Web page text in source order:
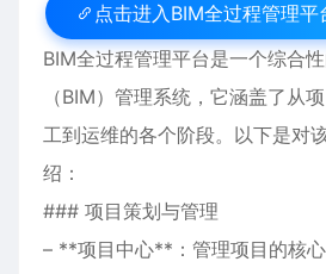
点击进入 BIM全过程管理平
BIM全过程管理平台是一个综合
（BIM）管理系统，它涵盖了从
工到运维的各个阶段。以下是对
绍：
### 项目策划与管理
– **项目中心**：管理项目的核